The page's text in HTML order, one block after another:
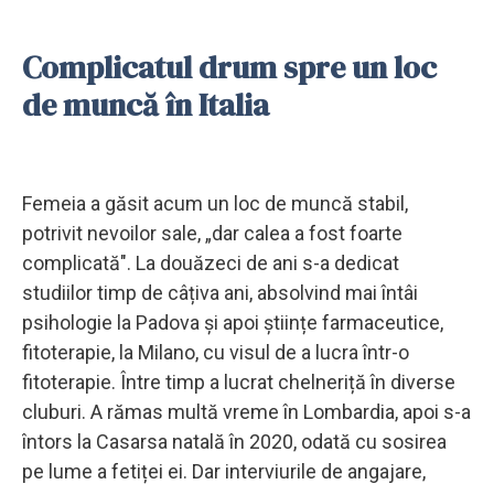
Complicatul drum spre un loc
de muncă în Italia
Femeia a găsit acum un loc de muncă stabil,
potrivit nevoilor sale, „dar calea a fost foarte
complicată". La douăzeci de ani s-a dedicat
studiilor timp de câțiva ani, absolvind mai întâi
psihologie la Padova și apoi științe farmaceutice,
fitoterapie, la Milano, cu visul de a lucra într-o
fitoterapie. Între timp a lucrat chelneriță în diverse
cluburi. A rămas multă vreme în Lombardia, apoi s-a
întors la Casarsa natală în 2020, odată cu sosirea
pe lume a fetiței ei. Dar interviurile de angajare,